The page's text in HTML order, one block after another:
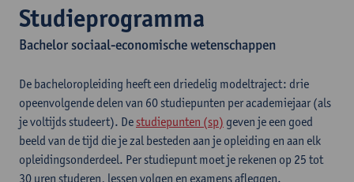
Studieprogramma
Bachelor sociaal-economische wetenschappen
De bacheloropleiding heeft een driedelig modeltraject: drie
opeenvolgende delen van 60 studiepunten per academiejaar (als
je voltijds studeert). De studiepunten (sp) geven je een goed
beeld van de tijd die je zal besteden aan je opleiding en aan elk
opleidingsonderdeel. Per studiepunt moet je rekenen op 25 tot
30 uren studeren, lessen volgen en examens afleggen.